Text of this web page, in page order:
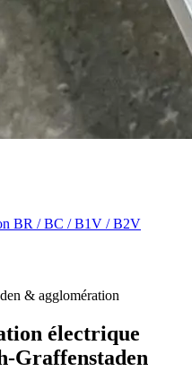
BR / BC / B1V / B2V
& agglomération
électrique
Graffenstaden